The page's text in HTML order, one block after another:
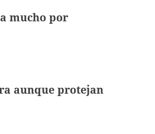
mucho por
aunque protejan